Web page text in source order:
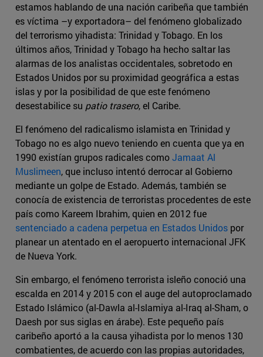
estamos hablando de una nación caribeña que también
es víctima –y exportadora– del fenómeno globalizado
del terrorismo yihadista: Trinidad y Tobago. En los
últimos años, Trinidad y Tobago ha hecho saltar las
alarmas de los analistas occidentales, sobretodo en
Estados Unidos por su proximidad geográfica a estas
islas y por la posibilidad de que este fenómeno
desestabilice su patio trasero, el Caribe.
El fenómeno del radicalismo islamista en Trinidad y
Tobago no es algo nuevo teniendo en cuenta que ya en
1990 existían grupos radicales comoJamaat Al
Muslimeen, que incluso intentó derrocar al Gobierno
mediante un golpe de Estado. Además, también se
conocía de existencia de terroristas procedentes de este
país como Kareem Ibrahim, quien en 2012 fue
sentenciado a cadena perpetua en Estados Unidos por
planear un atentado en el aeropuerto internacional JFK
de Nueva York.
Sin embargo, el fenómeno terrorista isleño conoció una
escalda en 2014 y 2015 con el auge del autoproclamado
Estado Islámico (al-Dawla al-Islamiya al-Iraq al-Sham, o
Daesh por sus siglas en árabe). Este pequeño país
caribeño aportó a la causa yihadista por lo menos 130
combatientes, de acuerdo con las propias autoridades,